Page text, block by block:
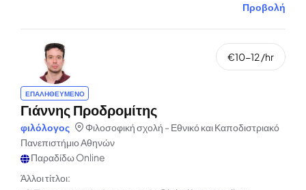
Προβολή
ΕΠΑΛΗΘΕΥΜΕΝΟ
Γιάννης Προδρομίτης
φιλόλογος
Φιλοσοφική σχολή - Εθνικό και Καποδιστριακό
Πανεπιστήμιο Αθηνών
Παραδίδω Online
Άλλοι τίτλοι:
€10-12 /hr